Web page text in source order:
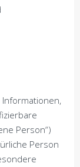
Informationen,
Person“)
Person